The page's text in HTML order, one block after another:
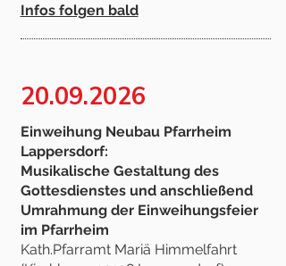
Infos folgen bald
20.09.2026
Einweihung Neubau Pfarrheim
Lappersdorf:
Musikalische Gestaltung des
Gottesdienstes und anschließend
Umrahmung der Einweihungsfeier
im Pfarrheim
Kath.Pfarramt Mariä Himmelfahrt